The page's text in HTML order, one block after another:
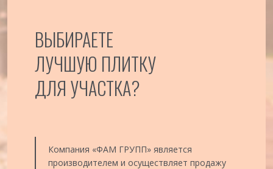
ВЫБИРАЕТЕ
ЛУЧШУЮ ПЛИТКУ
ДЛЯ УЧАСТКА?
Компания «ФАМ ГРУПП» является
производителем и осуществляет продажу